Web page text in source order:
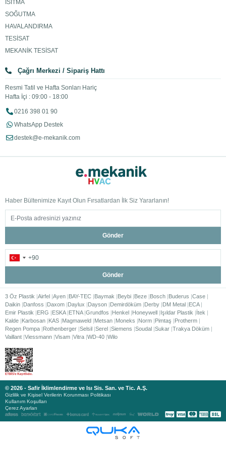
ISITMA
SOĞUTMA
HAVALANDIRMA
TESİSAT
MEKANİK TESİSAT
Çağrı Merkezi / Sipariş Hattı
Resmi Tatil ve Hafta Sonları Hariç
Hafta İçi : 09:00 - 18:00
0216 398 01 90
WhatsApp Destek
destek@e-mekanik.com
Haber Bültenimize Kayıt Olun Fırsatlardan İlk Siz Yararlanın!
Gönder
Gönder
3 Öz Plastik Airfel Ayen BAY-TEC Baymak Beybi Beze Bosch Buderus Case
Daikin Danfoss Daxom Daylux Dayson Demirdöküm Derby DM Metal ECA
Emir Plastik
ERG ESKA ETNA Grundfos Henkel Honeywell Işıldar Plastik
İtek
Kalde Karbosan KAS Magmaweld Metsan Moneks Norm Pimtaş
Protherm
Regen Pompa Rothenberger Selsil Serel Siemens Soudal Sukar Trakya Döküm
Vaillant Viessmann Visam Vitra WD-40 Wilo
© 2026 - Safir İklimlendirme ve Isı Sis. San. ve Tic. A.Ş.
Gizlilik ve Kişisel Verilerin Korunması Politikası
Kullanım Koşulları
Çerez Ayarları